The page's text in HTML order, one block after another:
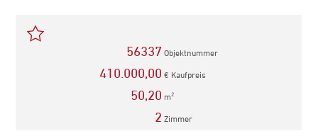
56337 Objektnummer
410.000,00 € Kaufpreis
50,20 m2
2 Zimmer